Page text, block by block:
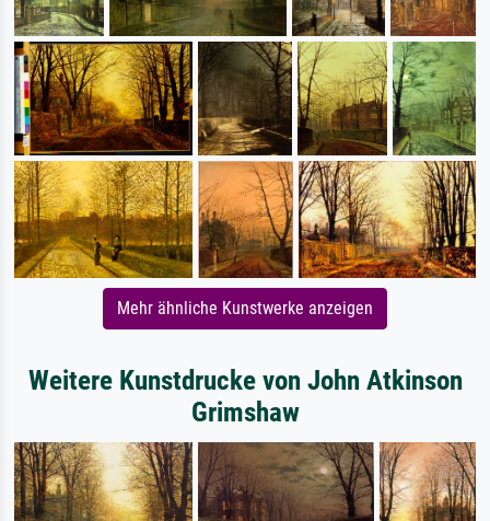
Mehr ähnliche Kunstwerke anzeigen
Weitere Kunstdrucke von John Atkinson
Grimshaw